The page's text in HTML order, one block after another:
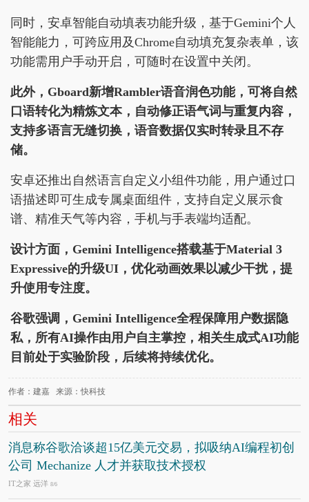
同时，安卓智能自动填表功能升级，基于Gemini个人
智能能力，可跨应用及Chrome自动填充复杂表单，该
功能需用户手动开启，可随时在设置中关闭。
此外，Gboard新增Rambler语音润色功能，可将自然
口语转化为精炼文本，自动修正语气词与重复内容，
支持多语言无缝切换，语音数据仅实时转录且不存
储。
安卓还推出自然语言自定义小组件功能，用户通过口
语描述即可生成专属桌面组件，支持自定义展示食
谱、精准天气等内容，手机与手表端均适配。
设计方面，Gemini Intelligence搭载基于Material 3
Expressive的升级UI，优化动画效果以减少干扰，提
升使用专注度。
谷歌强调，Gemini Intelligence全程保障用户数据隐
私，所有AI操作由用户自主掌控，相关生成式AI功能
目前处于实验阶段，后续将持续优化。
作者：建嘉 来源：快科技
相关
消息称谷歌洽谈超15亿美元交易，拟吸纳AI编程初创
公司 Mechanize 人才并获取技术授权
IT之家 远洋 8/6